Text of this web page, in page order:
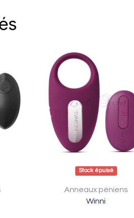
Stock épuisé
Anneaux péniens
Winni